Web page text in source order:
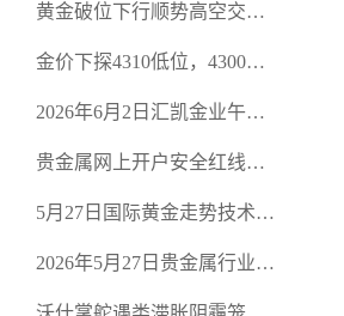
规黄金开户交易平台？
黄金破位下行顺势高空交易
金价下探4310低位，4300关
2026年6月2日汇凯金业午盘
空头清算算法如何布防？
贵金属网上开户安全红线：
恶意洗盘陷阱
5月27日国际黄金走势技术盘
规黄金平台全方位行情解析
2026年5月27日贵金属行业新